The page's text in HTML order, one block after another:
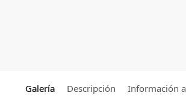
Galería Descripción Información